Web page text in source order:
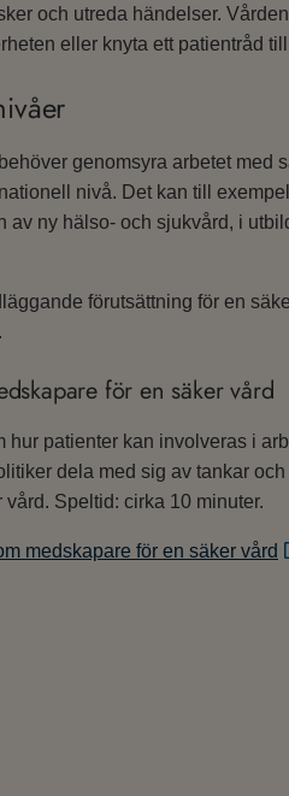
och utreda händelser.
eller knyta ett patientråd
genomsyra arbetet med
nivå. Det kan till
av ny hälso- och sjukvård, i
förutsättning för en
för en säker vård
patienter kan involveras i
dela med sig av tankar
Speltid: cirka 10 minuter.
medskapare för en säker vård